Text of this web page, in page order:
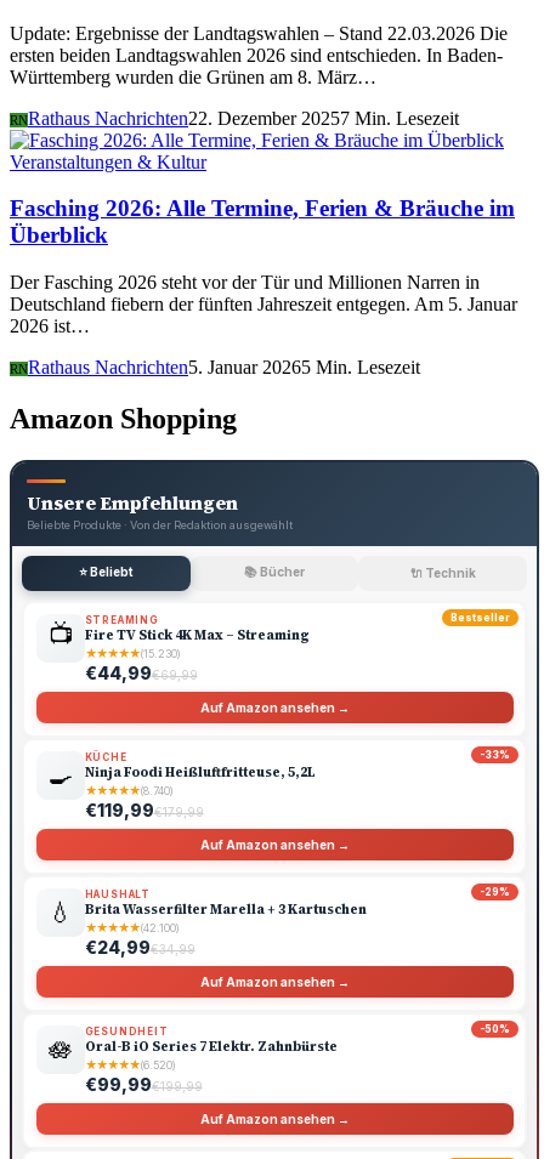
Update: Ergebnisse der Landtagswahlen – Stand 22.03.2026 Die
ersten beiden Landtagswahlen 2026 sind entschieden. In Baden-
Württemberg wurden die Grünen am 8. März…
RNRathaus Nachrichten22. Dezember 20257 Min. Lesezeit
Veranstaltungen & Kultur
Fasching 2026: Alle Termine, Ferien & Bräuche im
Überblick
Der Fasching 2026 steht vor der Tür und Millionen Narren in
Deutschland fiebern der fünften Jahreszeit entgegen. Am 5. Januar
2026 ist…
RNRathaus Nachrichten5. Januar 20265 Min. Lesezeit
Amazon Shopping
Unsere Empfehlungen
Beliebte Produkte · Von der Redaktion ausgewählt
⭐ Beliebt 📚 Bücher 🔌 Technik
Bestseller
📺 STREAMING
Fire TV Stick 4K Max – Streaming
★★★★★(15.230)
€44,99€69,99
Auf Amazon ansehen →
-33%
🍳
KÜCHE
Ninja Foodi Heißluftfritteuse, 5,2L
★★★★★(8.740)
€119,99€179,99
Auf Amazon ansehen →
-29%
💧
HAUSHALT
Brita Wasserfilter Marella + 3 Kartuschen
★★★★★(42.100)
€24,99€34,99
Auf Amazon ansehen →
-50%
🪷
GESUNDHEIT
Oral-B iO Series 7 Elektr. Zahnbürste
★★★★★(6.520)
€99,99€199,99
Auf Amazon ansehen →